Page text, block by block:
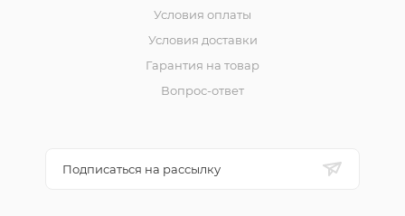
Условия оплаты
Условия доставки
Гарантия на товар
Вопрос-ответ
Подписаться на рассылку